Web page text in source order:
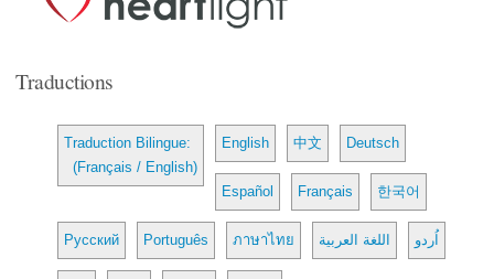
Traductions
Traduction Bilingue:
(Français / English)
English 中文 Deutsch
Español Français 한국어
Русский Português ภาษาไทย اللغة العربية اُردو